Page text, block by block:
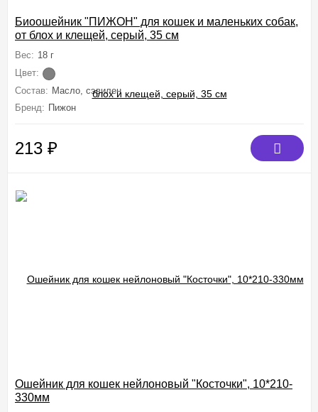
Биоошейник "ПИЖОН" для кошек и маленьких собак,
от блох и клещей, серый, 35 см
Вес: 18 г
Цвет:
Состав: Масло, сэвилен
Бренд: Пижон
213 ₽
Ошейник для кошек нейлоновый "Косточки", 10*210-
330мм